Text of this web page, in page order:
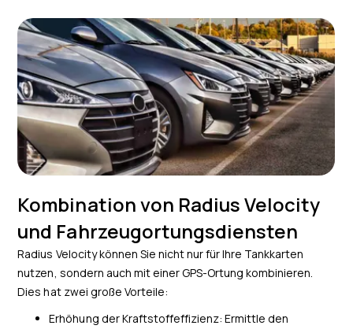
Kombination von Radius Velocity
und Fahrzeugortungsdiensten
Radius Velocity können Sie nicht nur für Ihre Tankkarten
nutzen, sondern auch mit einer GPS-Ortung kombinieren.
Dies hat zwei große Vorteile:
Erhöhung der Kraftstoffeffizienz: Ermittle den